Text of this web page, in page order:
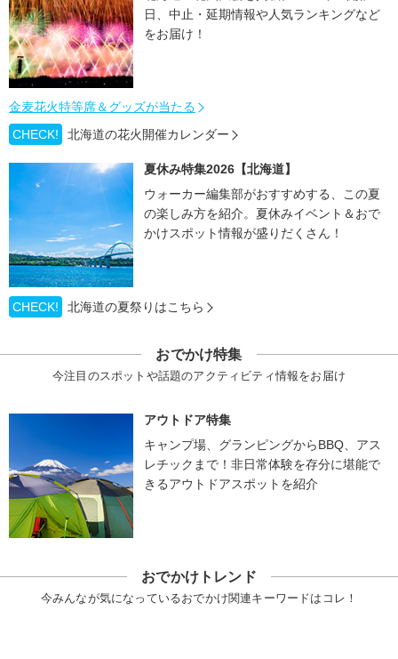
日、中止・延期情報や人気ランキングなど
をお届け！
金麦花火特等席＆グッズが当たる
CHECK!
北海道の花火開催カレンダー
夏休み特集2026【北海道】
ウォーカー編集部がおすすめする、この夏
の楽しみ方を紹介。夏休みイベント＆おで
かけスポット情報が盛りだくさん！
CHECK! 北海道の夏祭りはこちら
おでかけ特集
今注目のスポットや話題のアクティビティ情報をお届け
アウトドア特集
キャンプ場、グランピングからBBQ、アス
レチックまで！非日常体験を存分に堪能で
きるアウトドアスポットを紹介
おでかけトレンド
今みんなが気になっているおでかけ関連キーワードはコレ！